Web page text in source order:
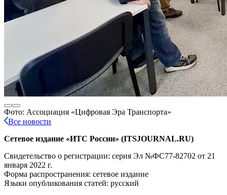
Фото: Ассоциация «Цифровая Эра Транспорта»
Все новости
Сетевое издание «ИТС России» (ITSJOURNAL.RU)
Свидетельство о регистрации: серия Эл №ФС77-82702 от 21
января 2022 г.
Форма распространения: сетевое издание
Языки опубликования статей: русский